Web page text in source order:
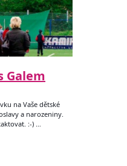
Galem
na Vaše dětské
a narozeniny.
:-) …